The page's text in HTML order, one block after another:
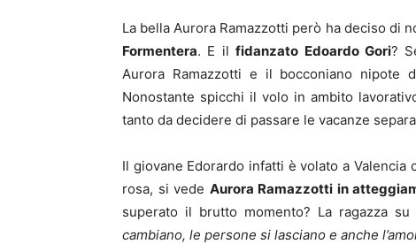
La bella Aurora Ramazzotti però ha deciso di
Formentera. E ilfidanzato Edoardo Gori?
Aurora Ramazzotti e il bocconiano nipote
Nonostante spicchi il volo in ambito
tanto da decidere di passare le vacanze
Il giovane Edorardo infatti è volato a
rosa, si vede Aurora Ramazzotti in
superato il brutto momento? La ragazza
cambiano, le persone si lasciano e anche